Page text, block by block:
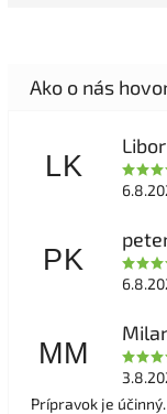
LK
PK
MM
Prípravok je účinný.